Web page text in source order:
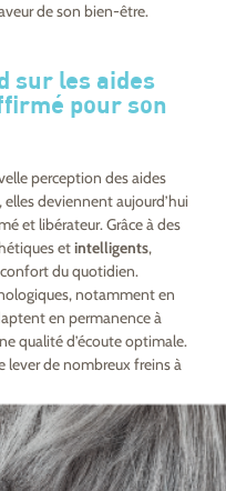
de son bien-être.
sur les aides
pour son
perception des aides
deviennent aujourd’hui
et libérateur. Grâce à des
etintelligents,
confort du quotidien.
notamment en
en permanence à
qualité d’écoute optimale.
lever de nombreux freins à